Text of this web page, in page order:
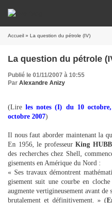
Accueil » La question du pétrole (IV)
La question du pétrole
Publié le 01/11/2007 à 10:55
Par Alexandre Anizy
(Lireles notes (I) du 10
octobre 2007)
Il nous faut aborder maintenant la
En 1956, le professeur King
des recherches chez Shell,
gisements en Amérique du Nord :
« Ses travaux démontrent
gisement suit une courbe en
augmente vertigineusement avant
brutalement et définitivement. » (